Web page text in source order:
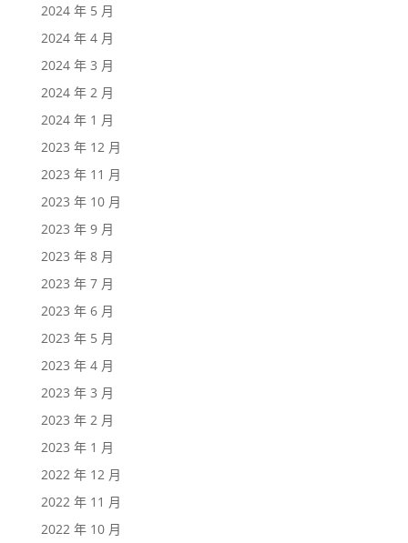
2024 年 5 月
2024 年 4 月
2024 年 3 月
2024 年 2 月
2024 年 1 月
2023 年 12 月
2023 年 11 月
2023 年 10 月
2023 年 9 月
2023 年 8 月
2023 年 7 月
2023 年 6 月
2023 年 5 月
2023 年 4 月
2023 年 3 月
2023 年 2 月
2023 年 1 月
2022 年 12 月
2022 年 11 月
2022 年 10 月